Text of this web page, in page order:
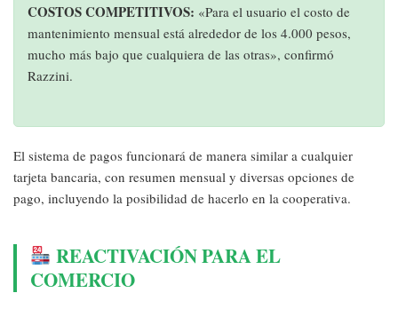
COSTOS COMPETITIVOS: «Para el usuario el costo de
mantenimiento mensual está alrededor de los 4.000 pesos,
mucho más bajo que cualquiera de las otras», confirmó
Razzini.
El sistema de pagos funcionará de manera similar a cualquier
tarjeta bancaria, con resumen mensual y diversas opciones de
pago, incluyendo la posibilidad de hacerlo en la cooperativa.
REACTIVACIÓN PARA EL
COMERCIO